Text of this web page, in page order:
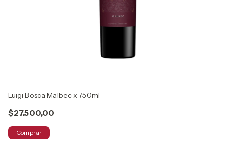
Luigi Bosca Malbec x 750ml
$27.500,00
Comprar